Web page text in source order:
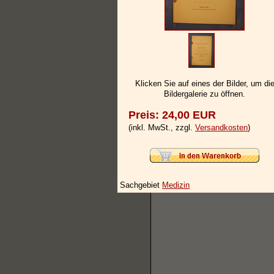
Klicken Sie auf eines der Bilder, um die
Bildergalerie zu öffnen.
Preis: 24,00 EUR
(inkl. MwSt., zzgl. Versandkosten)
Sachgebiet Medizin